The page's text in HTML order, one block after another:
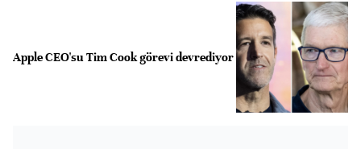
Apple CEO'su Tim Cook görevi devrediyor